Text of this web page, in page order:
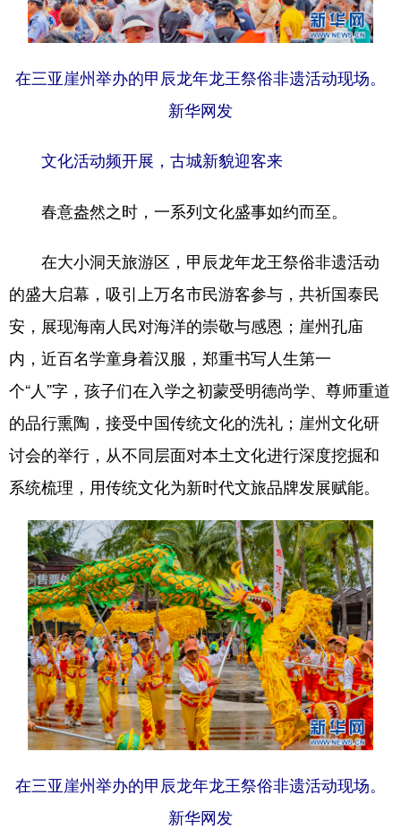
在三亚崖州举办的甲辰龙年龙王祭俗非遗活动现场。
新华网发
文化活动频开展，古城新貌迎客来
春意盎然之时，一系列文化盛事如约而至。
在大小洞天旅游区，甲辰龙年龙王祭俗非遗活动
的盛大启幕，吸引上万名市民游客参与，共祈国泰民
安，展现海南人民对海洋的崇敬与感恩；崖州孔庙
内，近百名学童身着汉服，郑重书写人生第一
个“人”字，孩子们在入学之初蒙受明德尚学、尊师重道
的品行熏陶，接受中国传统文化的洗礼；崖州文化研
讨会的举行，从不同层面对本土文化进行深度挖掘和
系统梳理，用传统文化为新时代文旅品牌发展赋能。
在三亚崖州举办的甲辰龙年龙王祭俗非遗活动现场。
新华网发